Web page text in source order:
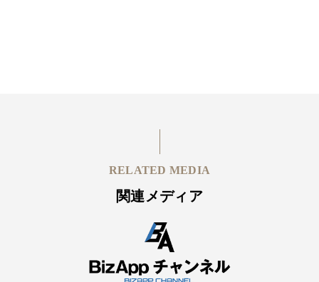
RELATED MEDIA
関連メディア